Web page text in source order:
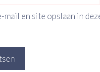
mail en site opslaan in